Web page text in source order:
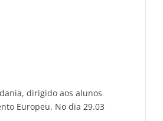
dirigido aos alunos
Europeu. No dia 29.03